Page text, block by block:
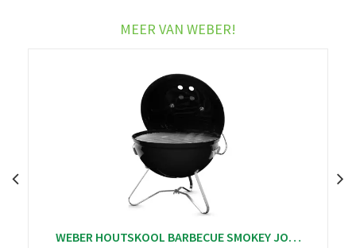
MEER VAN WEBER!
WEBER HOUTSKOOL BARBECUE SMOKEY JO…